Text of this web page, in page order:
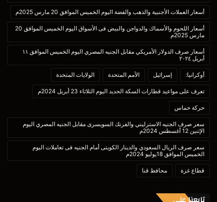
أسعار العملات الأجنبية والذهب والفضة اليوم الخميس الموافق 20 مارس 2025م
أسعار اللحوم والأسماك والدواجن والبيض فى الأسواق اليوم الخميس الموافق 20
مارس 2025م
أسعار صرف الدولار الأمريكي مقابل الجنيه المصري اليوم الخميس الموافق ١١
أبريل ٢٠٢٤
أوكرانيا: إسرائيل الأمم المتحدة الولايات المتحدة
تعرف على مواعيد قطارات السكة الحديد اليوم الثلاثاء 23 أبريل 2024م
حركة حماس
سعر صرف الجنيه الاسترليني والفرنك السويسرى مقابل الجنيه المصري اليوم
الإثنين 12 أغسطس 2024م
سعر صرف الريال السعودي والدينار الكويتى أمام الجنيه فى تعاملات اليوم
الخميس الموافق 18يوليو 2024م
قطاع غزة محافظ قنا